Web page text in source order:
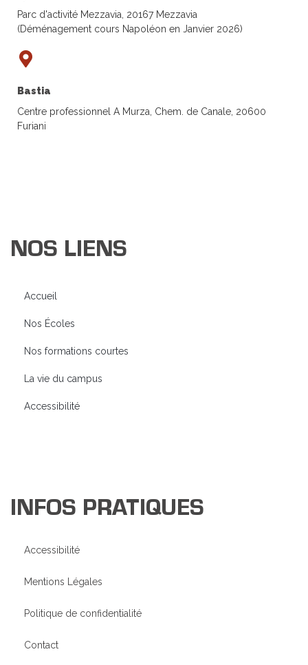
Parc d'activité Mezzavia, 20167 Mezzavia
(Déménagement cours Napoléon en Janvier 2026)
Bastia
Centre professionnel A Murza, Chem. de Canale, 20600
Furiani
NOS LIENS
Accueil
Nos Écoles
Nos formations courtes
La vie du campus
Accessibilité
INFOS PRATIQUES
Accessibilité
Mentions Légales
Politique de confidentialité
Contact